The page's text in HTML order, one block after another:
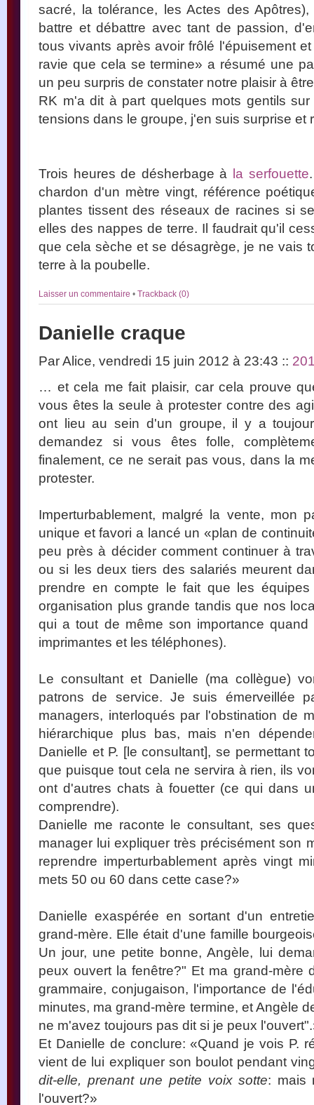
sacré, la tolérance, les Actes des
battre et débattre avec tant de passion,
tous vivants après avoir frôlé l'épuisement
ravie que cela se termine» a résumé une
un peu surpris de constater notre plaisir à
RK m'a dit à part quelques mots gentils
tensions dans le groupe, j'en suis surprise et
Trois heures de désherbage à la serfouette
chardon d'un mètre vingt, référence
plantes tissent des réseaux de racines si
elles des nappes de terre. Il faudrait qu'il
que cela sèche et se désagrège, je ne vais
terre à la poubelle.
Laisser un commentaire • Trackback (0)
Danielle craque
Par Alice, vendredi 15 juin 2012 à 23:43 ::
… et cela me fait plaisir, car cela prouve
vous êtes la seule à protester contre des
ont lieu au sein d'un groupe, il y a
demandez si vous êtes folle,
finalement, ce ne serait pas vous, dans la
protester.
Imperturbablement, malgré la vente, mon
unique et favori a lancé un «plan de
peu près à décider comment continuer à
ou si les deux tiers des salariés meurent
prendre en compte le fait que les
organisation plus grande tandis que nos
qui a tout de même son importance
imprimantes et les téléphones).
Le consultant et Danielle (ma collègue)
patrons de service. Je suis émerveillée
managers, interloqués par l'obstination de
hiérarchique plus bas, mais n'en
Danielle et P. [le consultant], se permettant
que puisque tout cela ne servira à rien, ils
ont d'autres chats à fouetter (ce qui dans
comprendre).
Danielle me raconte le consultant, ses
manager lui expliquer très précisément son
reprendre imperturbablement après vingt
mets 50 ou 60 dans cette case?»
Danielle exaspérée en sortant d'un
grand-mère. Elle était d'une famille
Un jour, une petite bonne, Angèle, lui
peux ouvert la fenêtre?" Et ma grand-mère
grammaire, conjugaison, l'importance de
minutes, ma grand-mère termine, et Angèle
ne m'avez toujours pas dit si je peux
Et Danielle de conclure: «Quand je vois P.
vient de lui expliquer son boulot pendant
dit-elle, prenant une petite voix sotte: mais
l'ouvert?»